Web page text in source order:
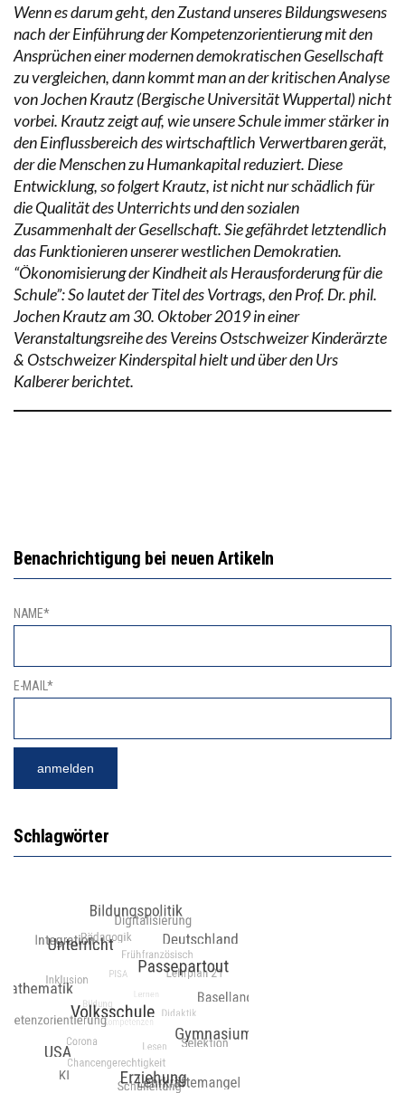
Wenn es darum geht, den Zustand unseres Bildungswesens
nach der Einführung der Kompetenzorientierung mit den
Ansprüchen einer modernen demokratischen Gesellschaft
zu vergleichen, dann kommt man an der kritischen Analyse
von Jochen Krautz (Bergische Universität Wuppertal) nicht
vorbei. Krautz zeigt auf, wie unsere Schule immer stärker in
den Einflussbereich des wirtschaftlich Verwertbaren gerät,
der die Menschen zu Humankapital reduziert. Diese
Entwicklung, so folgert Krautz, ist nicht nur schädlich für
die Qualität des Unterrichts und den sozialen
Zusammenhalt der Gesellschaft. Sie gefährdet letztendlich
das Funktionieren unserer westlichen Demokratien.
“Ökonomisierung der Kindheit als Herausforderung für die
Schule”: So lautet der Titel des Vortrags, den Prof. Dr. phil.
Jochen Krautz am 30. Oktober 2019 in einer
Veranstaltungsreihe des Vereins Ostschweizer Kinderärzte
& Ostschweizer Kinderspital hielt und über den Urs
Kalberer berichtet.
Benachrichtigung bei neuen Artikeln
NAME*
E-MAIL*
Schlagwörter